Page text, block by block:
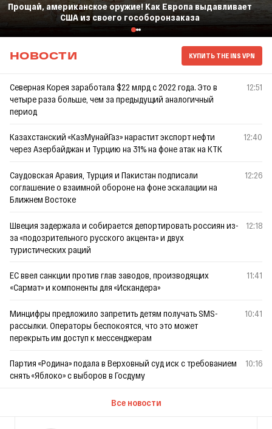
Прощай, американское оружие! Как Европа выдавливает
США из своего гособоронзаказа
НОВОСТИ КУПИТЬ THE INS VPN
Северная Корея заработала $22 млрд с 2022 года. Это в
четыре раза больше, чем за предыдущий аналогичный
период
12:51
Казахстанский «КазМунайГаз» нарастит экспорт нефти
через Азербайджан и Турцию на 31% на фоне атак на КТК
12:40
Саудовская Аравия, Турция и Пакистан подписали
соглашение о взаимной обороне на фоне эскалации на
Ближнем Востоке
12:26
Швеция задержала и собирается депортировать россиян из-
за «подозрительного русского акцента» и двух
туристических раций
12:18
ЕС ввел санкции против глав заводов, производящих
«Сармат» и компоненты для «Искандера»
11:41
Минцифры предложило запретить детям получать SMS-
рассылки. Операторы беспокоятся, что это может
перекрыть им доступ к мессенджерам
10:41
Партия «Родина» подала в Верховный суд иск с требованием
снять «Яблоко» с выборов в Госдуму
10:16
Все новости